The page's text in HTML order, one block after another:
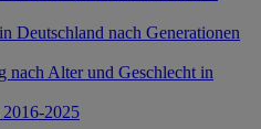
Deutschland nach Generationen
nach Alter und Geschlecht in
2025